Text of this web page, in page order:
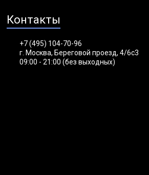
Контакты
+7 (495) 104-70-96
г. Москва, Береговой проезд, 4/6с3
09:00 - 21:00 (без выходных)